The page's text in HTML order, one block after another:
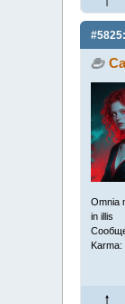
#5825:
Omnia
in illis
Karma: